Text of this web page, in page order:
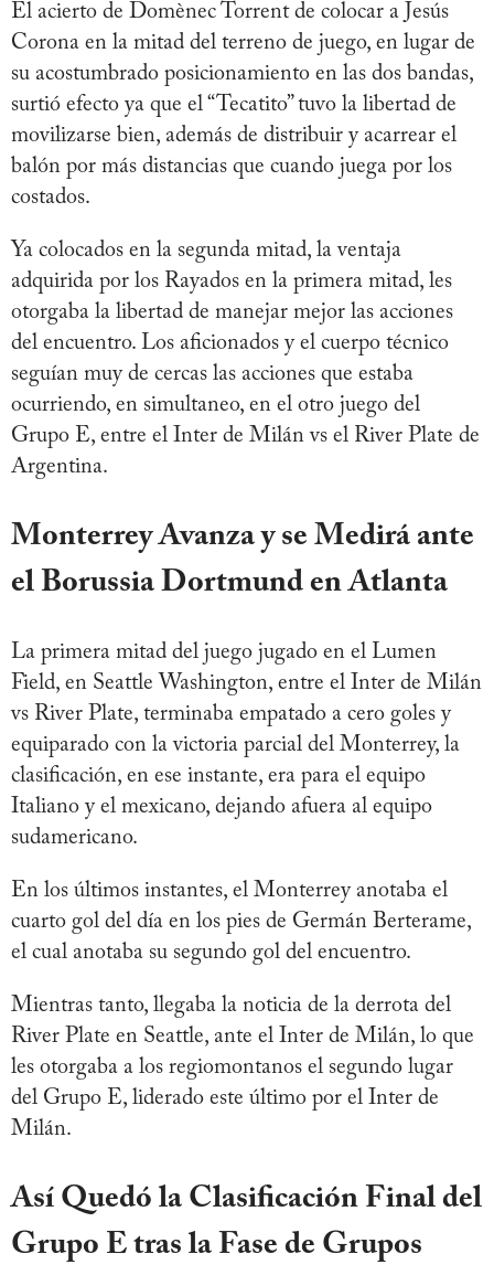
El acierto de Domènec Torrent de colocar a Jesús
Corona en la mitad del terreno de juego, en lugar de
su acostumbrado posicionamiento en las dos bandas,
surtió efecto ya que el “Tecatito” tuvo la libertad de
movilizarse bien, además de distribuir y acarrear el
balón por más distancias que cuando juega por los
costados.
Ya colocados en la segunda mitad, la ventaja
adquirida por los Rayados en la primera mitad, les
otorgaba la libertad de manejar mejor las acciones
del encuentro. Los aficionados y el cuerpo técnico
seguían muy de cercas las acciones que estaba
ocurriendo, en simultaneo, en el otro juego del
Grupo E, entre el Inter de Milán vs el River Plate de
Argentina.
Monterrey Avanza y se Medirá ante
el Borussia Dortmund en Atlanta
La primera mitad del juego jugado en el Lumen
Field, en Seattle Washington, entre el Inter de Milán
vs River Plate, terminaba empatado a cero goles y
equiparado con la victoria parcial del Monterrey, la
clasificación, en ese instante, era para el equipo
Italiano y el mexicano, dejando afuera al equipo
sudamericano.
En los últimos instantes, el Monterrey anotaba el
cuarto gol del día en los pies de Germán Berterame,
el cual anotaba su segundo gol del encuentro.
Mientras tanto, llegaba la noticia de la derrota del
River Plate en Seattle, ante el Inter de Milán, lo que
les otorgaba a los regiomontanos el segundo lugar
del Grupo E, liderado este último por el Inter de
Milán.
Así Quedó la Clasificación Final del
Grupo E tras la Fase de Grupos